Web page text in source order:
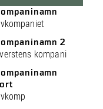
2
kompani